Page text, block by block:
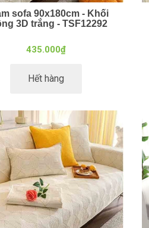
sofa 90x180cm - Khối
3D trắng - TSF12292
435.000₫
Hết hàng